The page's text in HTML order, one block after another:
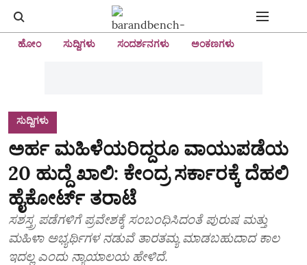
ಹೋಂ ಸುದ್ದಿಗಳು ಸಂದರ್ಶನಗಳು ಅಂಕಣಗಳು
ಸುದ್ದಿಗಳು
ಅರ್ಹ ಮಹಿಳೆಯರಿದ್ದರೂ ವಾಯುಪಡೆಯ
20 ಹುದ್ದೆ ಖಾಲಿ: ಕೇಂದ್ರ ಸರ್ಕಾರಕ್ಕೆ ದೆಹಲಿ
ಹೈಕೋರ್ಟ್ ತರಾಟೆ
ಸಶಸ್ತ್ರ ಪಡೆಗಳಿಗೆ ಪ್ರವೇಶಕ್ಕೆ ಸಂಬಂಧಿಸಿದಂತೆ ಪುರುಷ ಮತ್ತು
ಮಹಿಳಾ ಅಭ್ಯರ್ಥಿಗಳ ನಡುವೆ ತಾರತಮ್ಯ ಮಾಡಬಹುದಾದ ಕಾಲ
ಇದಲ್ಲ ಎಂದು ನ್ಯಾಯಾಲಯ ಹೇಳಿದೆ.